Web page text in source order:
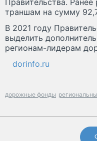
Правительства.
траншам на сумму
В 2021 году
выделить
регионам-лидерам
dorinfo.ru
дорожные фонды